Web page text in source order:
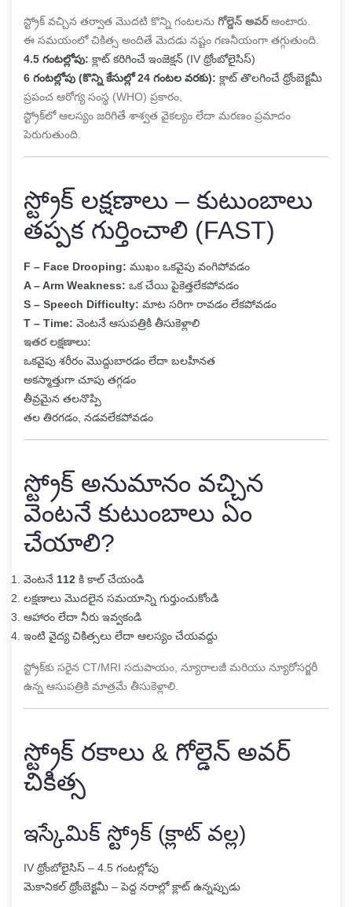
స్ట్రోక్ వచ్చిన తర్వాత మొదటి కొన్ని గంటలను గోల్డెన్ అవర్అంటారు.
ఈ సమయంలో చికిత్స అందితే మెదడు నష్టం గణనీయంగా తగ్గుతుంది.
4.5 గంటల్లోపు: క్లాట్ కరిగించే ఇంజెక్షన్ (IV థ్రోంబోలైసిస్)
6 గంటల్లోపు (కొన్ని కేసుల్లో 24 గంటల వరకు): క్లాట్ తొలగించే థ్రోంబెక్టమీ
ప్రపంచ ఆరోగ్య సంస్థ (WHO) ప్రకారం,
స్ట్రోక్‌లో ఆలస్యం జరిగితే శాశ్వత వైకల్యం లేదా మరణం ప్రమాదం
పెరుగుతుంది.
స్ట్రోక్ లక్షణాలు – కుటుంబాలు
తప్పక గుర్తించాలి (FAST)
F – Face Drooping: ముఖం ఒకవైపు వంగిపోవడం
A – Arm Weakness: ఒక చేయి పైకెత్తలేకపోవడం
S – Speech Difficulty: మాట సరిగా రావడం లేకపోవడం
T – Time: వెంటనే ఆసుపత్రికి తీసుకెళ్లాలి
ఇతర లక్షణాలు:
ఒకవైపు శరీరం మొద్దుబారడం లేదా బలహీనత
అకస్మాత్తుగా చూపు తగ్గడం
తీవ్రమైన తలనొప్పి
తల తిరగడం, నడవలేకపోవడం
స్ట్రోక్ అనుమానం వచ్చిన
వెంటనే కుటుంబాలు ఏం
చేయాలి?
వెంటనే 112 కి కాల్ చేయండి
లక్షణాలు మొదలైన సమయాన్ని గుర్తుంచుకోండి
ఆహారం లేదా నీరు ఇవ్వకండి
ఇంటి వైద్య చికిత్సలు లేదా ఆలస్యం చేయవద్దు
స్ట్రోక్‌కు సరైన CT/MRI సదుపాయం, న్యూరాలజీ మరియు న్యూరోసర్జరీ
ఉన్న ఆసుపత్రికి మాత్రమే తీసుకెళ్లాలి.
స్ట్రోక్ రకాలు & గోల్డెన్ అవర్
చికిత్స
ఇస్కేమిక్ స్ట్రోక్ (క్లాట్ వల్ల)
IV థ్రోంబోలైసిస్ – 4.5 గంటల్లోపు
మెకానికల్ థ్రోంబెక్టమీ – పెద్ద నరాల్లో క్లాట్ ఉన్నప్పుడు